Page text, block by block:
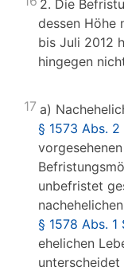
2. Die
dessen Höhe
bis Juli 2012
hingegen
17 a)
§ 1573 Abs. 2
unbefristet
§ 1578 Abs. 1
ehelichen